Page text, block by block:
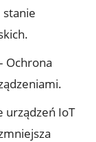
Ochrona
urządzeń IoT